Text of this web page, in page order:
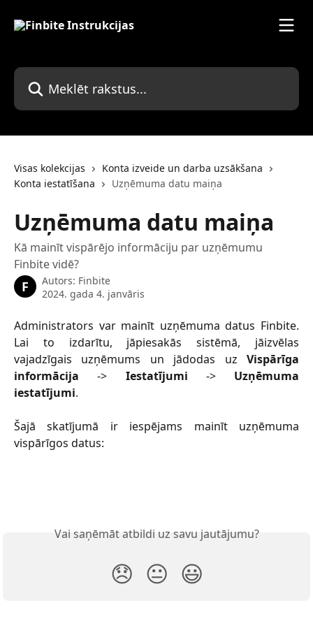
Meklēt rakstus...
Visas kolekcijas
Konta izveide un darba uzsākšana
Konta iestatīšana
Uzņēmuma datu maiņa
Uzņēmuma datu maiņa
Kā mainīt vispārējo informāciju par uzņēmumu
Finbite vidē?
F Autors: Finbite
2024. gada 4. janvāris
Administrators var mainīt uzņēmuma datus Finbite.
Lai to izdarītu, jāpiesakās sistēmā, jāizvēlas
vajadzīgais uzņēmums un jādodas uz Vispārīga
informācija -> Iestatījumi -> Uzņēmuma
iestatījumi.
Šajā skatījumā ir iespējams mainīt uzņēmuma
vispārīgos datus:
Vai saņēmāt atbildi uz savu jautājumu?
😞 😐 😃